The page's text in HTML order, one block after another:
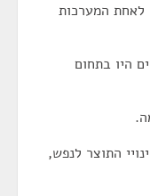
לאחת המערכות
היו בתחום
התוצר לנפש,